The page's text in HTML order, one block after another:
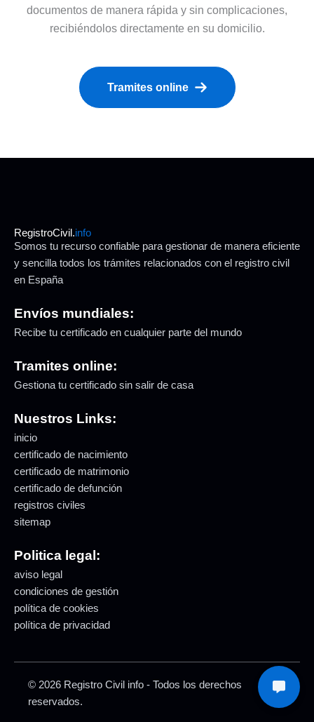
documentos de manera rápida y sin complicaciones,
recibiéndolos directamente en su domicilio.
Tramites online
RegistroCivil.info
Somos tu recurso confiable para gestionar de manera eficiente
y sencilla todos los trámites relacionados con el registro civil
en España
Envíos mundiales:
Recibe tu certificado en cualquier parte del mundo
Tramites online:
Gestiona tu certificado sin salir de casa
Nuestros Links:
inicio
certificado de nacimiento
certificado de matrimonio
certificado de defunción
registros civiles
sitemap
Politica legal:
aviso legal
condiciones de gestión
política de cookies
política de privacidad
© 2026 Registro Civil info - Todos los derechos
reservados.